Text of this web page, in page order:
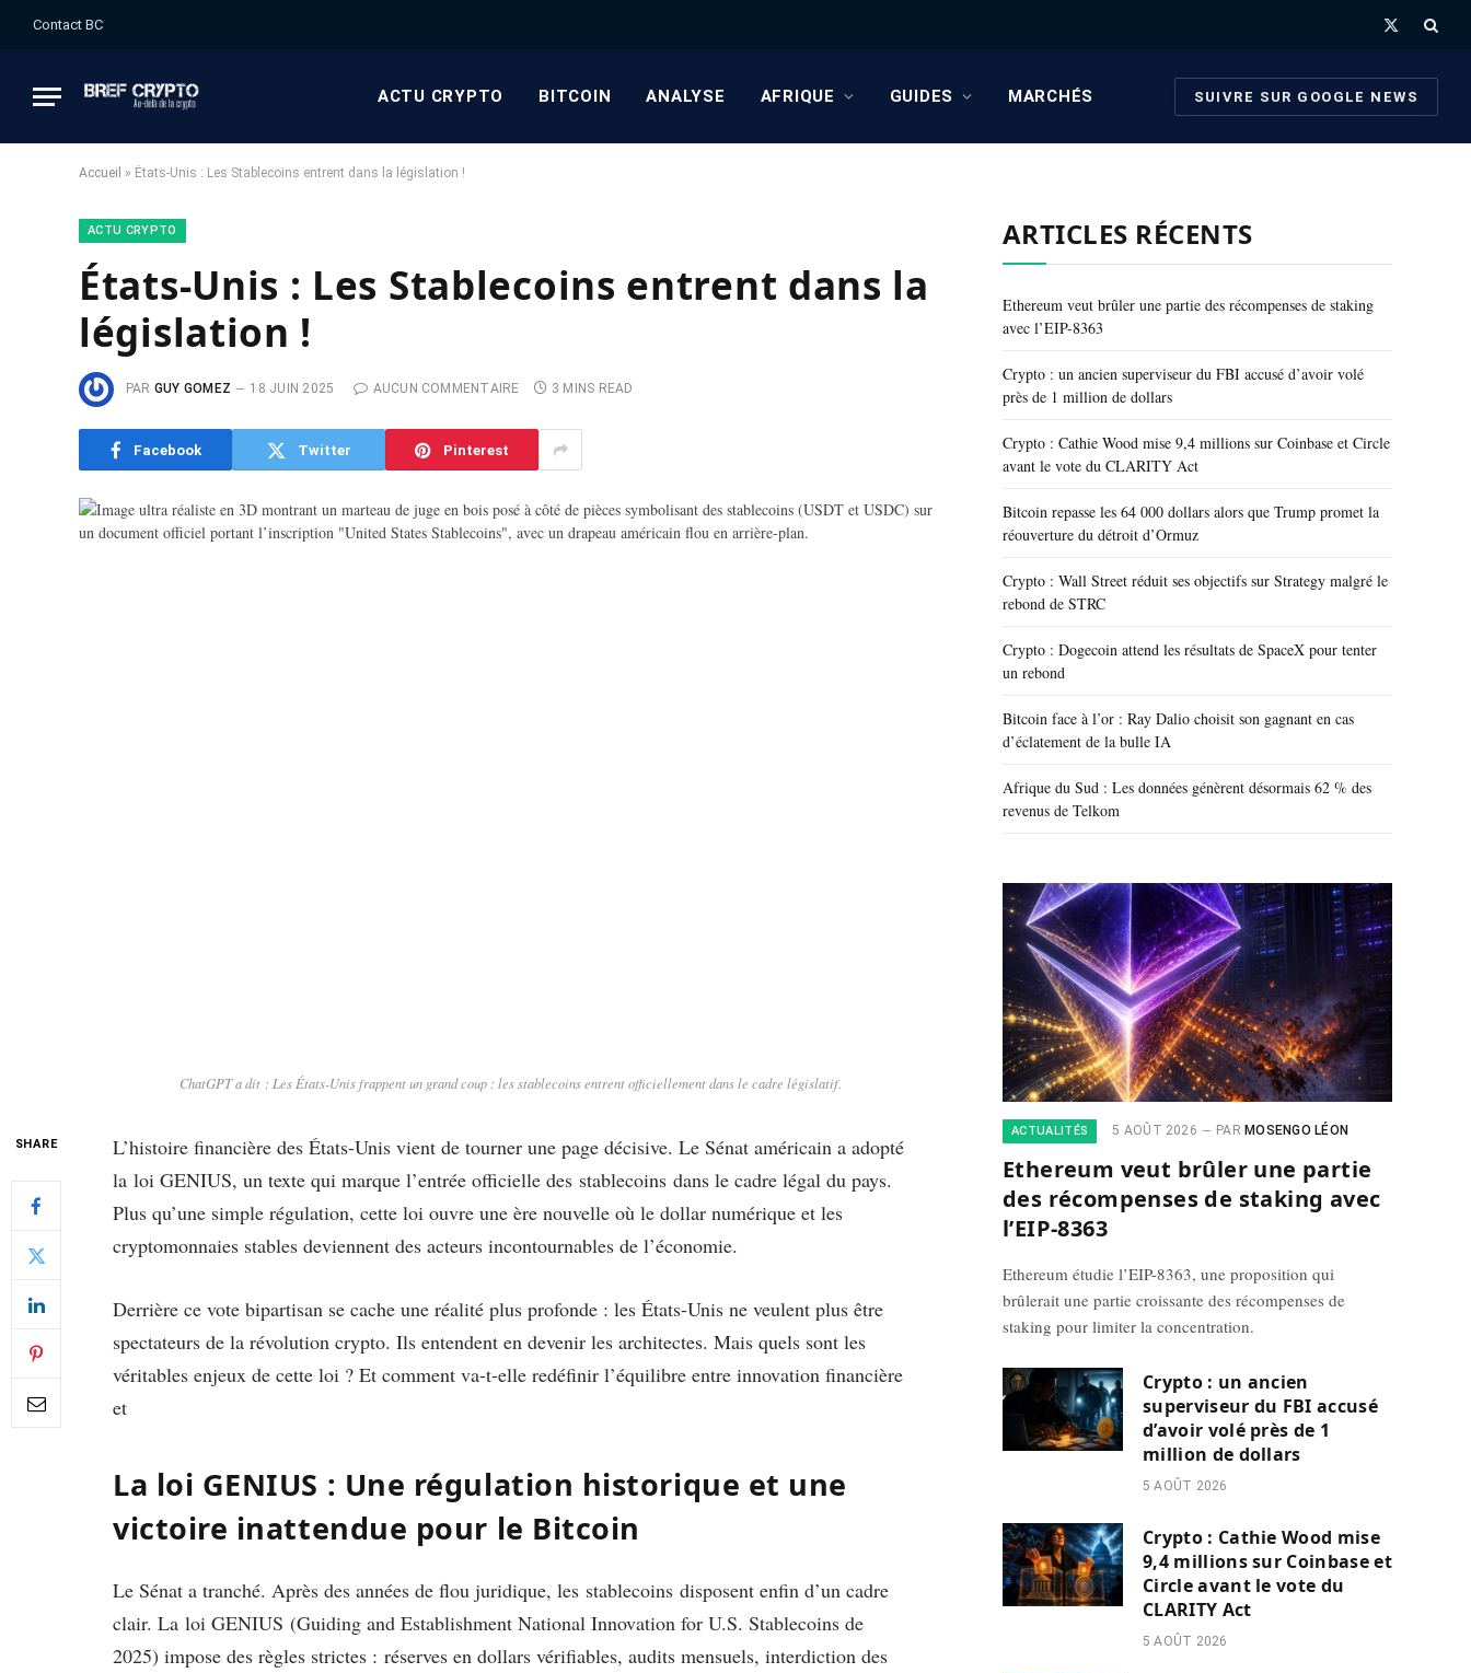
Contact BC
X
ACTU CRYPTO BITCOIN ANALYSE AFRIQUE GUIDES MARCHÉS SUIVRE SUR GOOGLE NEWS
Accueil » États-Unis : Les Stablecoins entrent dans la législation !
ACTU CRYPTO
États-Unis : Les Stablecoins entrent dans la
législation !
PAR GUY GOMEZ 18 JUIN 2025 AUCUN COMMENTAIRE 3 MINS READ
Facebook Twitter Pinterest
ChatGPT a dit : Les États-Unis frappent un grand coup : les stablecoins entrent officiellement dans le cadre législatif.
SHARE
L’histoire financière des États-Unis vient de tourner une page décisive. Le Sénat américain a adopté
la loi GENIUS, un texte qui marque l’entrée officielle des stablecoins dans le cadre légal du pays.
Plus qu’une simple régulation, cette loi ouvre une ère nouvelle où le dollar numérique et les
cryptomonnaies stables deviennent des acteurs incontournables de l’économie.
Derrière ce vote bipartisan se cache une réalité plus profonde : les États-Unis ne veulent plus être
spectateurs de la révolution crypto. Ils entendent en devenir les architectes. Mais quels sont les
véritables enjeux de cette loi ? Et comment va-t-elle redéfinir l’équilibre entre innovation financière
et
La loi GENIUS : Une régulation historique et une
victoire inattendue pour le Bitcoin
Le Sénat a tranché. Après des années de flou juridique, les stablecoins disposent enfin d’un cadre
clair. La loi GENIUS (Guiding and Establishment National Innovation for U.S. Stablecoins de
2025) impose des règles strictes : réserves en dollars vérifiables, audits mensuels, interdiction des
ARTICLES RÉCENTS
Ethereum veut brûler une partie des récompenses de staking
avec l’EIP-8363
Crypto : un ancien superviseur du FBI accusé d’avoir volé
près de 1 million de dollars
Crypto : Cathie Wood mise 9,4 millions sur Coinbase et Circle
avant le vote du CLARITY Act
Bitcoin repasse les 64 000 dollars alors que Trump promet la
réouverture du détroit d’Ormuz
Crypto : Wall Street réduit ses objectifs sur Strategy malgré le
rebond de STRC
Crypto : Dogecoin attend les résultats de SpaceX pour tenter
un rebond
Bitcoin face à l’or : Ray Dalio choisit son gagnant en cas
d’éclatement de la bulle IA
Afrique du Sud : Les données génèrent désormais 62 % des
revenus de Telkom
ACTUALITÉS 5 AOÛT 2026 PAR MOSENGO LÉON
Ethereum veut brûler une partie
des récompenses de staking avec
l’EIP-8363
Ethereum étudie l’EIP-8363, une proposition qui
brûlerait une partie croissante des récompenses de
staking pour limiter la concentration.
Crypto : un ancien
superviseur du FBI accusé
d’avoir volé près de 1
million de dollars
5 AOÛT 2026
Crypto : Cathie Wood mise
9,4 millions sur Coinbase et
Circle avant le vote du
CLARITY Act
5 AOÛT 2026